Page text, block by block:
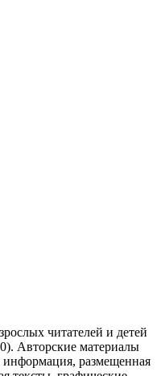
читателей и детей
Авторские материалы
размещенная